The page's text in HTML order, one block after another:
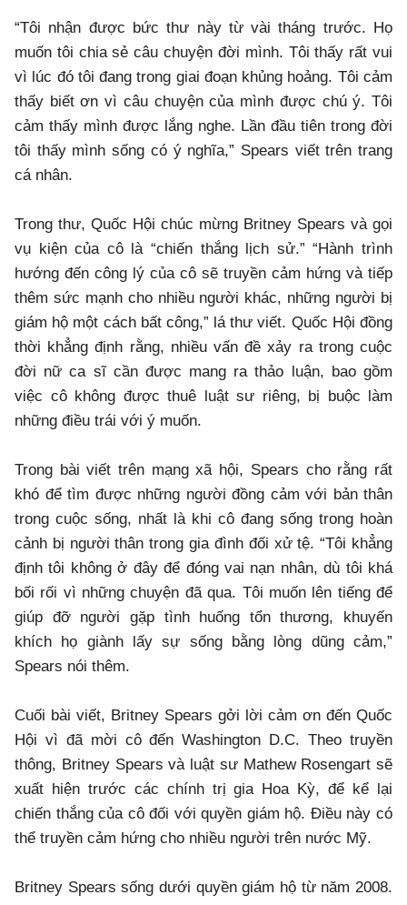
“Tôi nhận được bức thư này từ vài tháng trước. Họ
muốn tôi chia sẻ câu chuyện đời mình. Tôi thấy rất vui
vì lúc đó tôi đang trong giai đoạn khủng hoảng. Tôi cảm
thấy biết ơn vì câu chuyện của mình được chú ý. Tôi
cảm thấy mình được lắng nghe. Lần đầu tiên trong đời
tôi thấy mình sống có ý nghĩa,” Spears viết trên trang
cá nhân.
Trong thư, Quốc Hội chúc mừng Britney Spears và gọi
vụ kiện của cô là “chiến thắng lịch sử.” “Hành trình
hướng đến công lý của cô sẽ truyền cảm hứng và tiếp
thêm sức mạnh cho nhiều người khác, những người bị
giám hộ một cách bất công,” lá thư viết. Quốc Hội đồng
thời khẳng định rằng, nhiều vấn đề xảy ra trong cuộc
đời nữ ca sĩ cần được mang ra thảo luận, bao gồm
việc cô không được thuê luật sư riêng, bị buộc làm
những điều trái với ý muốn.
Trong bài viết trên mạng xã hội, Spears cho rằng rất
khó để tìm được những người đồng cảm với bản thân
trong cuộc sống, nhất là khi cô đang sống trong hoàn
cảnh bị người thân trong gia đình đối xử tệ. “Tôi khẳng
định tôi không ở đây để đóng vai nạn nhân, dù tôi khá
bối rối vì những chuyện đã qua. Tôi muốn lên tiếng để
giúp đỡ người gặp tình huống tổn thương, khuyến
khích họ giành lấy sự sống bằng lòng dũng cảm,”
Spears nói thêm.
Cuối bài viết, Britney Spears gởi lời cảm ơn đến Quốc
Hội vì đã mời cô đến Washington D.C. Theo truyền
thông, Britney Spears và luật sư Mathew Rosengart sẽ
xuất hiện trước các chính trị gia Hoa Kỳ, để kể lại
chiến thắng của cô đối với quyền giám hộ. Điều này có
thể truyền cảm hứng cho nhiều người trên nước Mỹ.
Britney Spears sống dưới quyền giám hộ từ năm 2008.